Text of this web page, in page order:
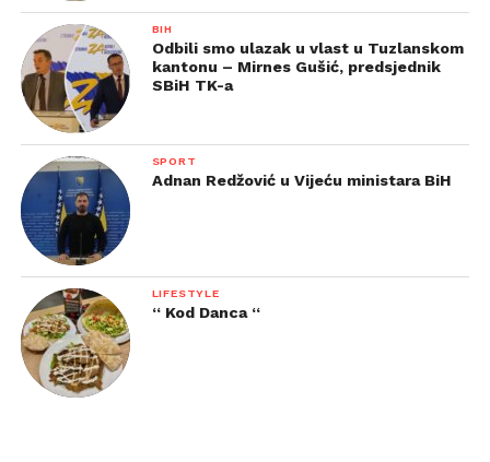
BIH
Odbili smo ulazak u vlast u Tuzlanskom
kantonu – Mirnes Gušić, predsjednik
SBiH TK-a
SPORT
Adnan Redžović u Vijeću ministara BiH
LIFESTYLE
“ Kod Danca “